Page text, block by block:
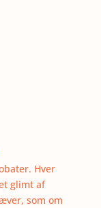
Hver
glimt af
som om